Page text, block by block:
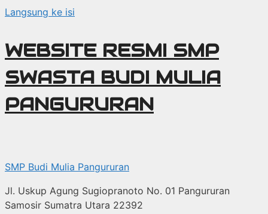
Langsung ke isi
WEBSITE RESMI SMP
SWASTA BUDI MULIA
PANGURURAN
SMP Budi Mulia Pangururan
Jl. Uskup Agung Sugiopranoto No. 01 Pangururan
Samosir Sumatra Utara 22392